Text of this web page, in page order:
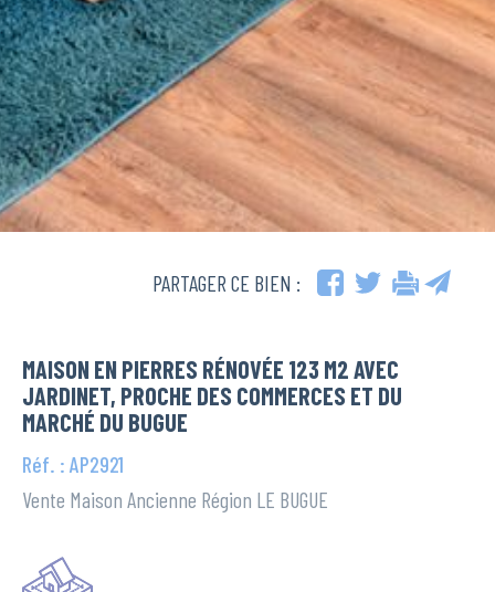
PARTAGER CE BIEN :
MAISON EN PIERRES RÉNOVÉE 123 M2 AVEC
JARDINET, PROCHE DES COMMERCES ET DU
MARCHÉ DU BUGUE
Réf. : AP2921
Vente Maison Ancienne Région LE BUGUE